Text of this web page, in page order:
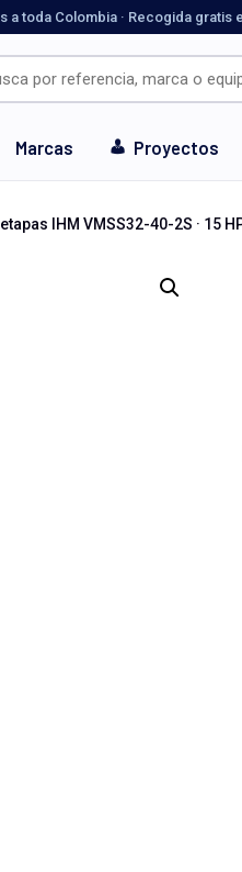
a toda Colombia · Recogida gratis
Marcas Proyectos
IHM VMSS32-40-2S · 15